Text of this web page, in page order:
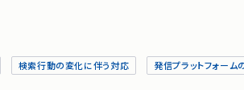
検索行動の変化に伴う対応 発信プラットフォーム